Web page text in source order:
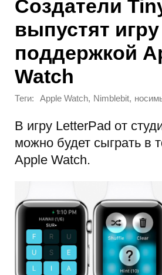
Создатели
выпустят
поддержкой
Watch
Теги: Apple Watch, Nimblebit,
В игру LetterPad от
можно будет сыграть в
Apple Watch.